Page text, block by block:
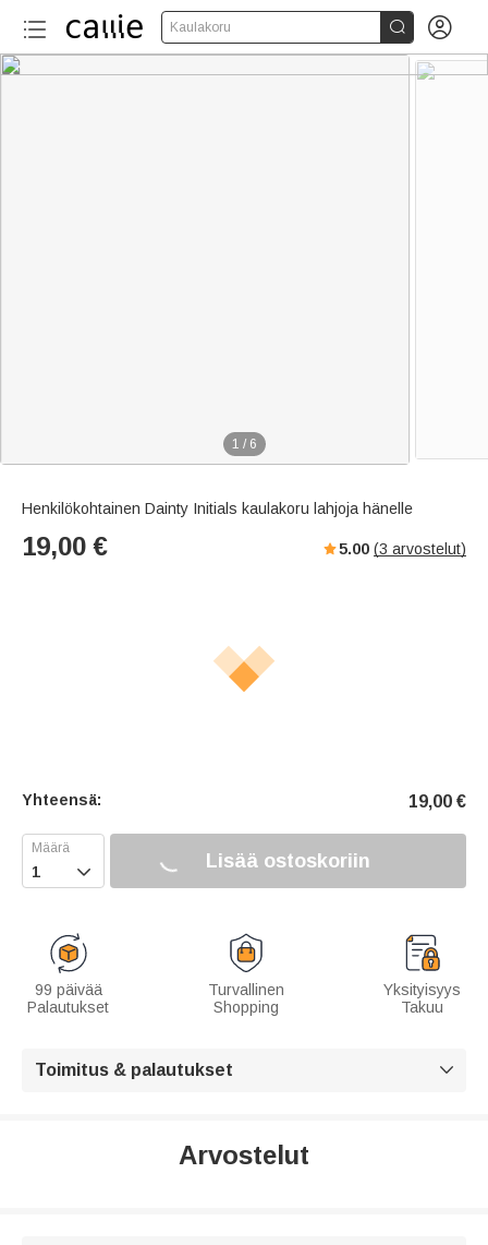
Kaulakoru  
1 / 6
Henkilökohtainen Dainty Initials kaulakoru lahjoja hänelle
19,00 € 5.00 (3 arvostelut)
Yhteensä: 19,00 €
 Lisää ostoskoriin
99 päivää
Palautukset
Turvallinen
Shopping
Yksityisyys
Takuu
Toimitus & palautukset 
Arvostelut